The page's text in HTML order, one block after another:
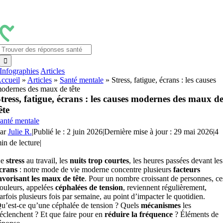
contenu
Infographies Articles
» Articles» Santé mentale» Stress, fatigue, écrans : les causes
des maux de tête
fatigue, écrans : les causes modernes des maux de
mentale
Julie R.|Publié le : 2 juin 2026|Dernière mise à jour : 29 mai 2026|4
de lecture|
stress au travail, les nuits trop courtes, les heures passées devant les
: notre mode de vie moderne concentre plusieursfacteurs
les maux de tête. Pour un nombre croissant de personnes,
appelées céphalées de tension, reviennent régulièrement,
plusieurs fois par semaine, au point d’impacter le quotidien.
ce qu’une céphalée de tension ? Quels mécanismesles
? Et que faire pour en réduire la fréquence? Éléments de